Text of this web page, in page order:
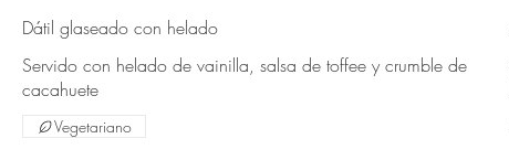
Dátil glaseado con helado
Servido con helado de vainilla, salsa de toffee y crumble de
cacahuete
Vegetariano